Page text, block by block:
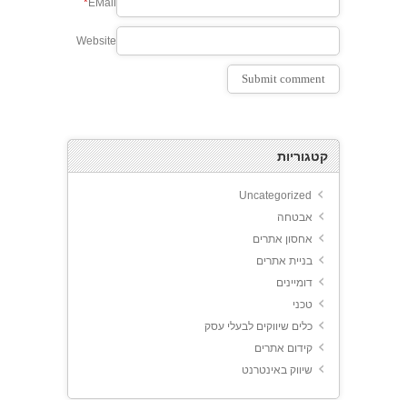
EMail
*
Website
קטגוריות
Uncategorized
אבטחה
אחסון אתרים
בניית אתרים
דומיינים
טכני
כלים שיווקים לבעלי עסק
קידום אתרים
שיווק באינטרנט